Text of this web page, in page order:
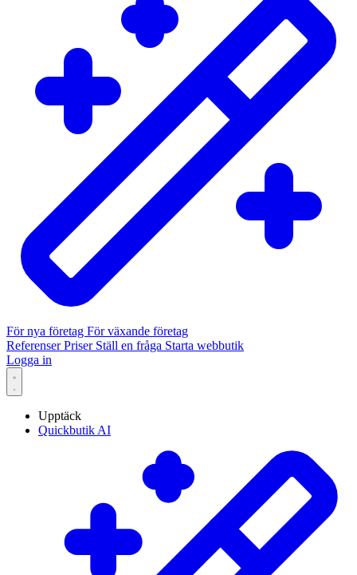
För nya företag För växande företag
ReferenserPriser Ställ en fråga Starta webbutik
Logga in
Upptäck
Quickbutik AI